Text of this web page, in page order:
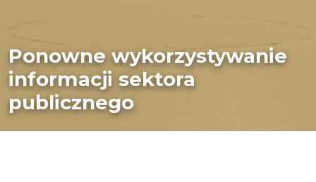
Ponowne wykorzystywanie
informacji sektora
publicznego